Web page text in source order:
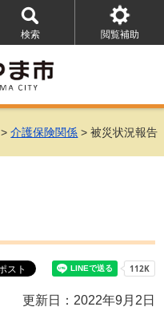
検索
を
開
く
閲覧補助
を
>介護保険関係 > 被災状況報告
更新日：2022年9月2日